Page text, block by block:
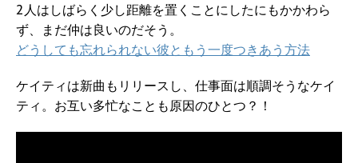
2人はしばらく少し距離を置くことにしたにもかかわら
ず、まだ仲は良いのだそう。
どうしても忘れられない彼ともう一度つきあう方法
ケイティは新曲もリリースし、仕事面は順調そうなケイ
ティ。お互い多忙なことも原因のひとつ？！